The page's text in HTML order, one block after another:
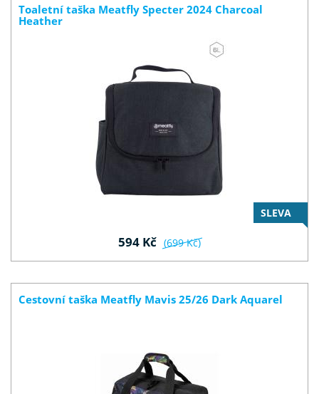
Toaletní taška Meatfly Specter 2024 Charcoal
Heather
SLEVA
594 Kč (699 Kč)
Cestovní taška Meatfly Mavis 25/26 Dark Aquarel